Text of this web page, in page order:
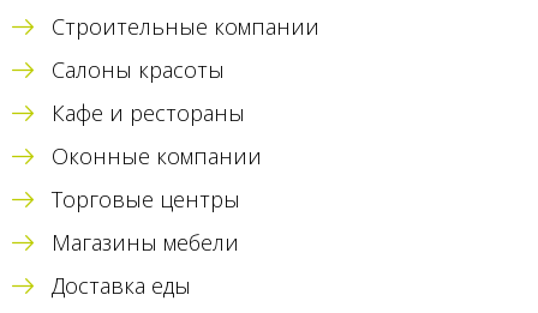
Строительные компании
Салоны красоты
Кафе и рестораны
Оконные компании
Торговые центры
Магазины мебели
Доставка еды